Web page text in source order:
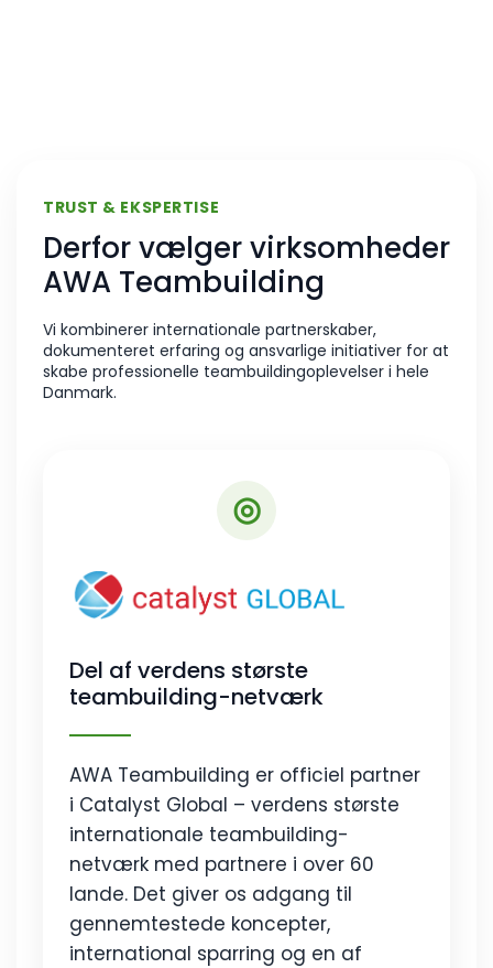
TRUST & EKSPERTISE
Derfor vælger virksomheder
AWA Teambuilding
Vi kombinerer internationale partnerskaber,
dokumenteret erfaring og ansvarlige initiativer for at
skabe professionelle teambuildingoplevelser i hele
Danmark.
◎
Del af verdens største
teambuilding-netværk
AWA Teambuilding er officiel partner
i Catalyst Global – verdens største
internationale teambuilding-
netværk med partnere i over 60
lande. Det giver os adgang til
gennemtestede koncepter,
international sparring og en af